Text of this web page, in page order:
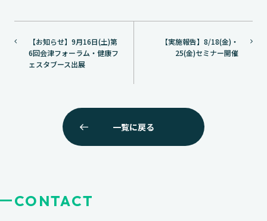
稿
【実施報告】8/18(金)・
25(金)セミナー開催
【お知らせ】9月16日(土)第
6回会津フォーラム・健康フ
ェスタブース出展
一覧に戻る
CONTACT